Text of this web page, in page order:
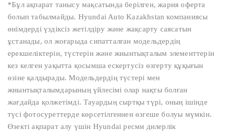
*Бұл ақпарат танысу мақсатында берілген, жария оферта
болып табылмайды. Hyundai Auto Kazakhstan компаниясы
өнімдерді үздіксіз жетілдіру және жақсарту саясатын
ұстанады, ол жоғарыда сипатталған модельдердің
ерекшеліктерін, түстерін және жиынтықталым элементтерін
кез келген уақытта қосымша ескертусіз өзгерту құқығын
өзіне қалдырады. Модельдердің түстері мен
жиынтықталымдарының үйлесімі олар нақты болған
жағдайда қолжетімді. Тауардың сыртқы түрі, оның ішінде
түсі фотосуреттерде көрсетілгеннен өзгеше болуы мүмкін.
Өзекті ақпарат алу үшін Hyundai ресми дилерлік